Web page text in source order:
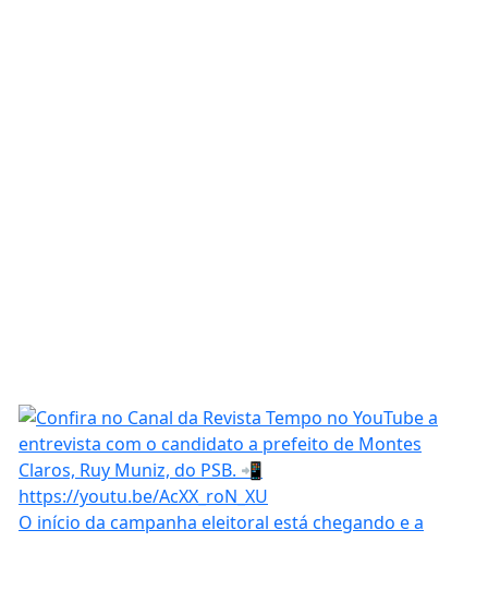
O início da campanha eleitoral está chegando e a